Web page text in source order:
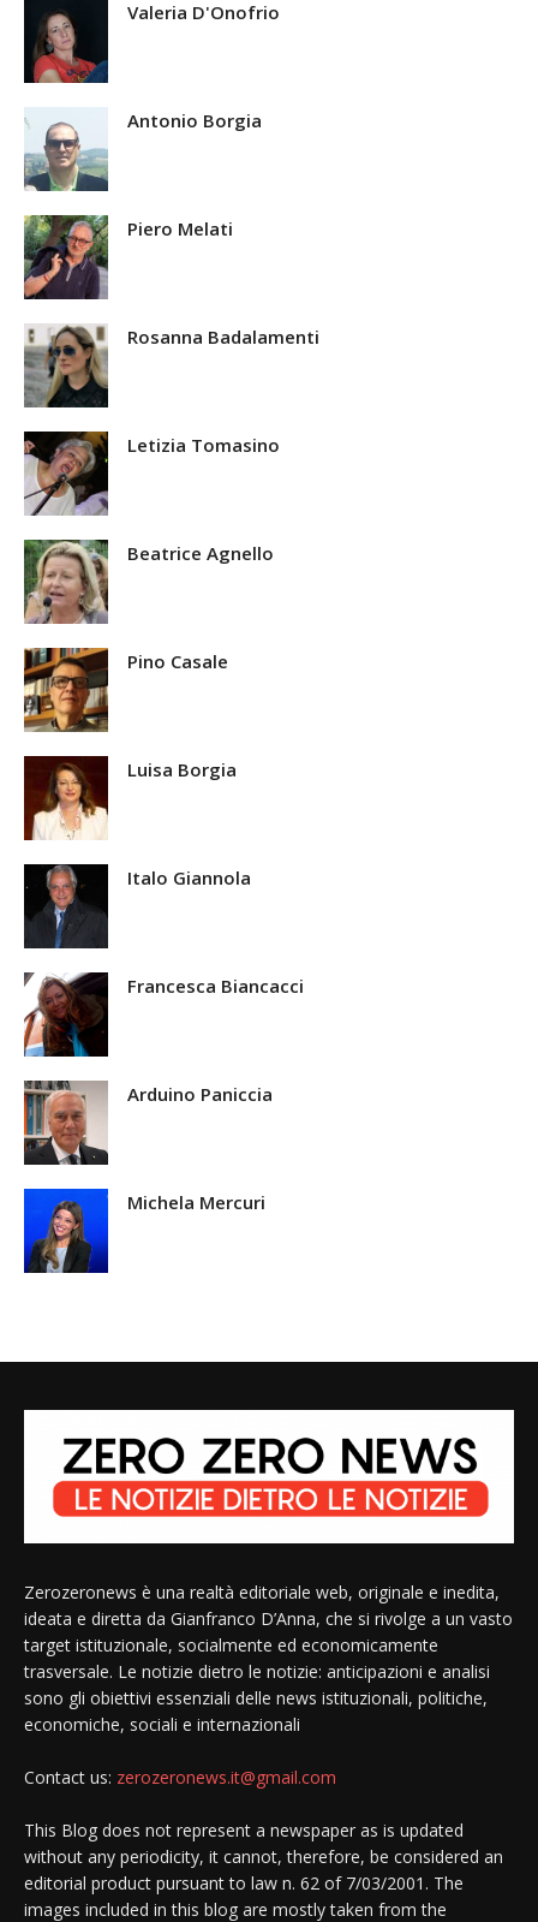
Valeria D'Onofrio
Antonio Borgia
Piero Melati
Rosanna Badalamenti
Letizia Tomasino
Beatrice Agnello
Pino Casale
Luisa Borgia
Italo Giannola
Francesca Biancacci
Arduino Paniccia
Michela Mercuri
Zerozeronews è una realtà editoriale web, originale e inedita,
ideata e diretta da Gianfranco D’Anna, che si rivolge a un vasto
target istituzionale, socialmente ed economicamente
trasversale. Le notizie dietro le notizie: anticipazioni e analisi
sono gli obiettivi essenziali delle news istituzionali, politiche,
economiche, sociali e internazionali
Contact us: zerozeronews.it@gmail.com
This Blog does not represent a newspaper as is updated
without any periodicity, it cannot, therefore, be considered an
editorial product pursuant to law n. 62 of 7/03/2001. The
images included in this blog are mostly taken from the